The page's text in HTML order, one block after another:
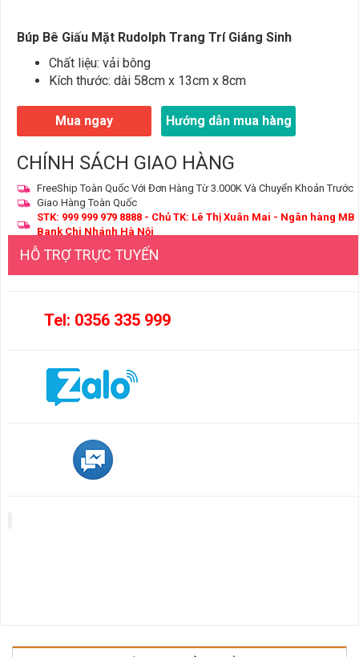
Búp Bê Giấu Mặt Rudolph Trang Trí Giáng Sinh
Chất liệu: vải bông
Kích thước: dài 58cm x 13cm x 8cm
Mua ngay Hướng dẫn mua hàng
CHÍNH SÁCH GIAO HÀNG
FreeShip Toàn Quốc Với Đơn Hàng Từ 3.000K Và Chuyển Khoản Trước
Giao Hàng Toàn Quốc
STK: 999 999 979 8888 - Chủ TK: Lê Thị Xuân Mai - Ngân hàng MB
Bank Chi Nhánh Hà Nội
HỖ TRỢ TRỰC TUYẾN
Tel: 0356 335 999